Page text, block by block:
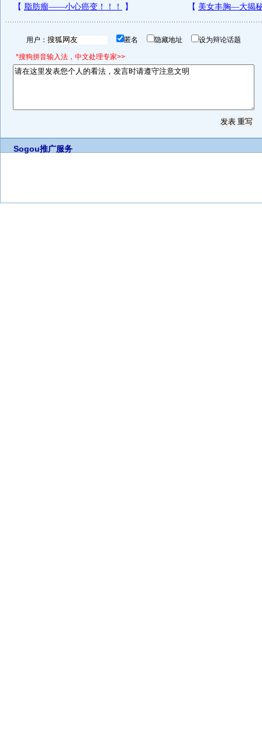
用户： 匿名 隐藏地址 设为辩论话题
*搜狗拼音输入法，中文处理专家>>
Sogou推广服务